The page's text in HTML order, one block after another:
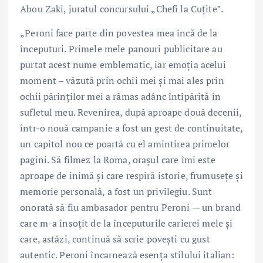
Abou Zaki, juratul concursului „Chefi la Cuțite”.
„Peroni face parte din povestea mea încă de la
începuturi. Primele mele panouri publicitare au
purtat acest nume emblematic, iar emoția acelui
moment – văzută prin ochii mei și mai ales prin
ochii părinților mei a rămas adânc întipărită în
sufletul meu. Revenirea, după aproape două decenii,
într-o nouă campanie a fost un gest de continuitate,
un capitol nou ce poartă cu el amintirea primelor
pagini. Să filmez la Roma, orașul care îmi este
aproape de inimă și care respiră istorie, frumusețe și
memorie personală, a fost un privilegiu. Sunt
onorată să fiu ambasador pentru Peroni — un brand
care m-a însoțit de la începuturile carierei mele și
care, astăzi, continuă să scrie povești cu gust
autentic. Peroni încarnează esența stilului italian: